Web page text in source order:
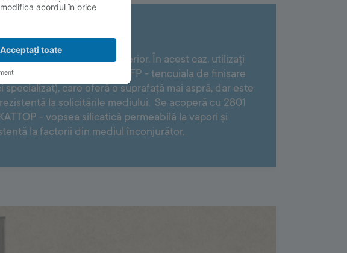
este similară și la exterior. În acest caz, utilizați
nivelare 2138 EUROSAN FP - tencuiala de finisare
specializat), care oferă o suprafață mai aspră, dar este
la solicitările mediului. Se acoperă cu 2801
- vopsea silicatică permeabilă la vapori și
la factorii din mediul înconjurător.